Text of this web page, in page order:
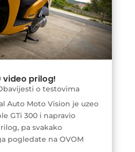
video prilog!
o testovima
Auto Moto Vision je uzeo
GTi 300 i napravio
pa svakako
pogledate na OVOM